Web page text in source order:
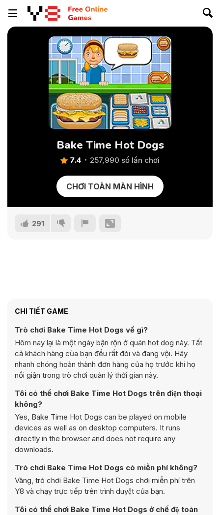
Bake Time Hot Dogs
7.4 257,990 số lần chơi
CHƠI TOÀN MÀN HÌNH
291
CHI TIẾT GAME
Trò chơi Bake Time Hot Dogs về gì?
Hôm nay lại là một ngày bận rộn ở quán hot dog này. Tất
cả khách hàng của bạn đều rất đói và đang vội. Hãy
nhanh chóng hoàn thành đơn hàng của họ trước khi họ
nổi giận trong trò chơi quản lý thời gian này.
Tôi có thể chơi Bake Time Hot Dogs trên điện thoại
không?
Yes, Bake Time Hot Dogs can be played on mobile
devices as well as on desktop computers. It runs
directly in the browser and does not require any
downloads.
Trò chơi Bake Time Hot Dogs có miễn phí không?
Vâng, trò chơi Bake Time Hot Dogs chơi miễn phí trên
Y8 và chạy trực tiếp trên trình duyệt của bạn.
Tôi có thể chơi Bake Time Hot Dogs ở chế độ toàn